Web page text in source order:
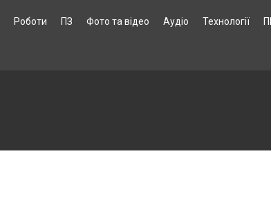
Роботи ПЗ Фото та відео Аудіо Технології